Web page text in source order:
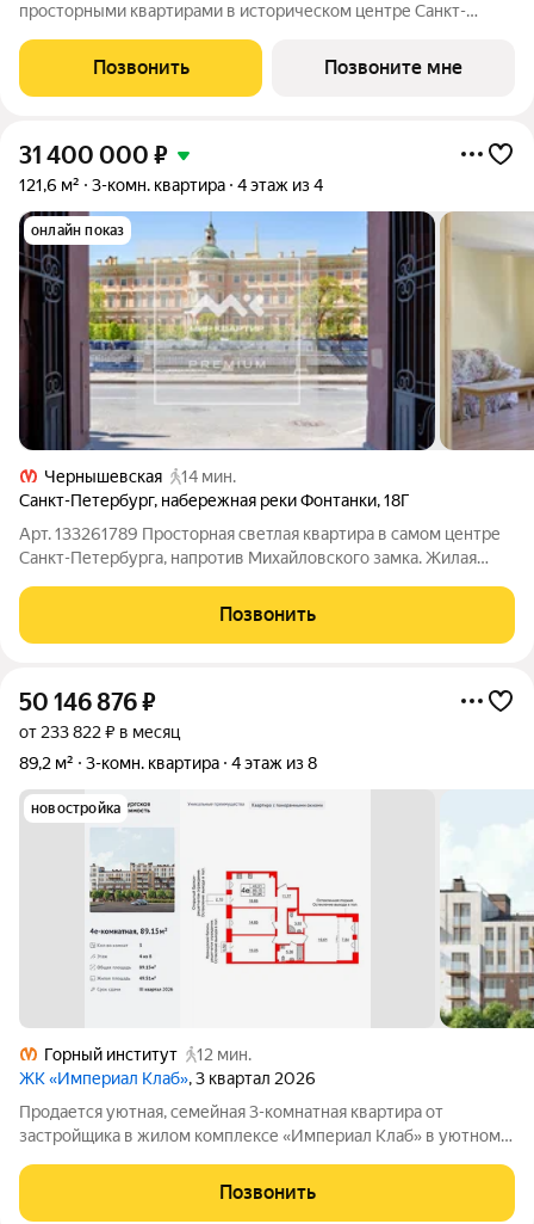
просторными квартирами в историческом центре Санкт-
Проект предлагает редкий формат жилья для тех, кто ценит
подлинность Петербурга,
Позвонить Позвоните мне
31 400 000 ₽
121,6 м² 3-комн. квартира 4 этаж из 4
онлайн показ
Чернышевская
14 мин.
Санкт-Петербург, набережная реки Фонтанки,18Г
Арт. 133261789 Просторная светлая квартира в самом центре
Санкт-Петербурга, напротив Михайловского замка. Жилая
(24,4,+21,0+17,2),кухня-столовая (33,2), два санузла (9,2+2,1),
кладовка, встроенный стенной сейф.
Позвонить
50 146 876₽
от 233 822 ₽ в месяц
89,2 м²
3-комн. квартира 4 этаж из 8
новостройка
Горный институт
12 мин.
ЖК «Империал Клаб», 3 квартал 2026
Продается уютная, семейная 3-комнатная квартира от
застройщика в жилом комплексе «Империал Клаб» в уютном
транспорте всего за 7 минут. Окна от пола до потолка
позволят безгранично любоваться видами
Позвонить